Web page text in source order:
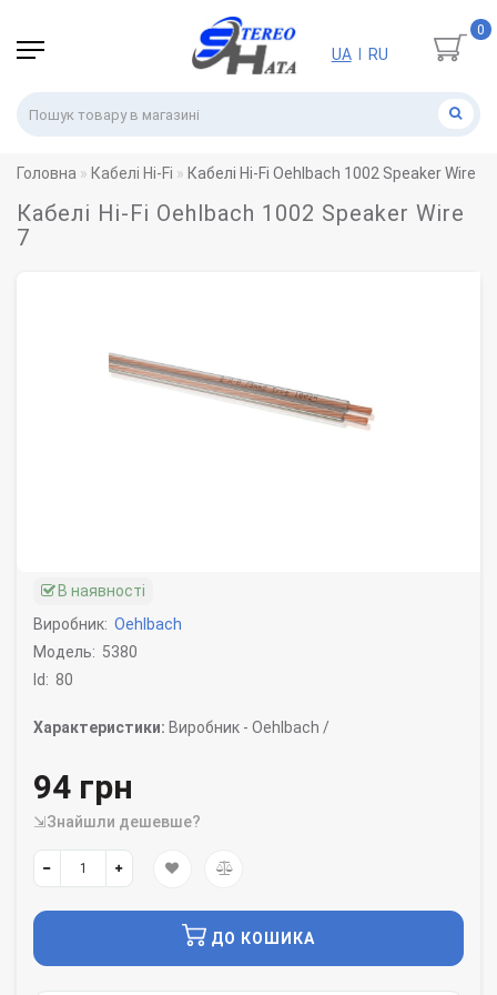
0
UA RU
Головна Кабелі Hi-Fi Кабелі Hi-Fi Oehlbach 1002 Speaker Wire 7
Кабелі Hi-Fi Oehlbach 1002 Speaker Wire
7
В наявності
Виробник: Oehlbach
Модель: 5380
Id: 80
Характеристики: Виробник - Oehlbach /
94 грн
⇲Знайшли дешевше?
ДО КОШИКА